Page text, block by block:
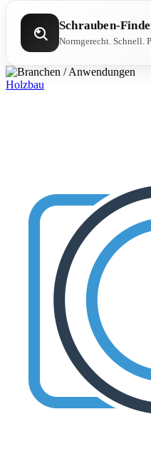
Schrauben-
Normgerecht. Schnell.
Holzbau